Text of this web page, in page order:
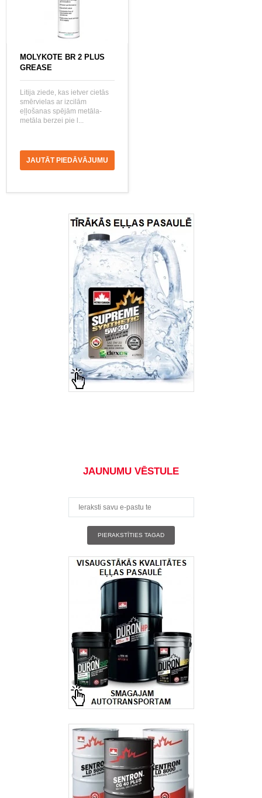
MOLYKOTE BR 2 PLUS
GREASE
Litija ziede, kas ietver cietās
smērvielas ar izcilām
eļļošanas spējām metāla-
metāla berzei pie l...
JAUTĀT PIEDĀVĀJUMU
JAUNUMU VĒSTULE